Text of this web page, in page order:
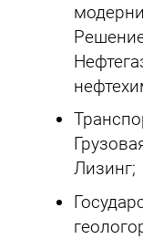
Лизинг;